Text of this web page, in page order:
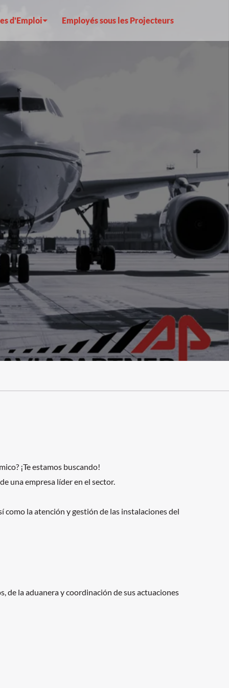
d'Emploi Employés sous les Projecteurs
¡Te estamos buscando!
una empresa líder en el sector.
la atención y gestión de las instalaciones del
de la aduanera y coordinación de sus actuaciones